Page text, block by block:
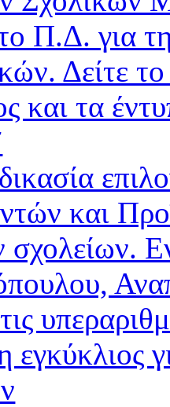
Π.Δ. για
Δείτε
και τα
και
σχολείων.
εγκύκλιος